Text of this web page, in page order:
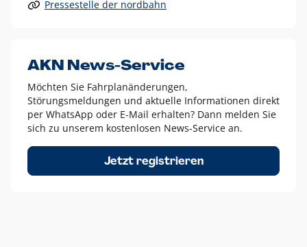
Alle anderen Logo-Varianten dürfen nur in Ausnahmefällen
Diese Ausnahmen sind zum Beispiel:
dem AKN Blau,
weißes Logo auf Fotohintergründen,
schwarzes Logo für reine Schwarz-Weiß-Umsetzungen
Um das Logo herum muss ein Schutzraum von jeweils einer
Höhe bzw. Breite des N aus AKN in alle Richtungen
Pressestelle der nordbahn
AKN News-Service
Möchten Sie Fahrplanänderungen,
Störungsmeldungen und aktuelle Informationen direkt
per WhatsApp oder E-Mail erhalten? Dann melden Sie
sich zu unserem kostenlosen News-Service an.
Jetzt registrieren